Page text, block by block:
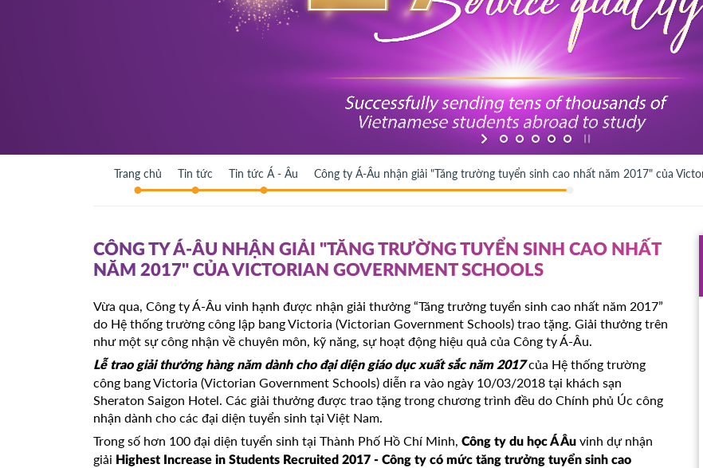
Trang chủ Tin tức Tin tức Á - Âu Công ty Á-Âu nhận giải "Tăng trường tuyển sinh cao nhất năm 2017" của
CÔNG TY Á-ÂU NHẬN GIẢI "TĂNG TRƯỜNG TUYỂN SINH CAO NHẤT
NĂM 2017" CỦA VICTORIAN GOVERNMENT SCHOOLS
Vừa qua, Công ty Á-Âu vinh hạnh được nhận giải thưởng “Tăng trưởng tuyển sinh cao nhất năm 2017”
do Hệ thống trường công lập bang Victoria (Victorian Government Schools) trao tặng. Giải thưởng trên
như một sự công nhận về chuyên môn, kỹ năng, sự hoạt động hiệu quả của Công ty Á-Âu.
Lễ trao giải thưởng hàng năm dành cho đại diện giáo dục xuất sắc năm 2017của Hệ thống trường
công bang Victoria (Victorian Government Schools) diễn ra vào ngày 10/03/2018 tại khách sạn
Sheraton Saigon Hotel. Các giải thưởng được trao tặng trong chương trình đều do Chính phủ Úc công
nhận dành cho các đại diện tuyển sinh tại Việt Nam.
Trong số hơn 100 đại diện tuyển sinh tại Thành Phố Hồ Chí Minh, Công ty du học Á Âu vinh dự nhận
giải Highest Increase in Students Recruited 2017 - Công ty có mức tăng trưởng tuyển sinh cao